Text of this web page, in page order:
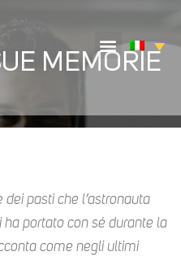
MEMORIE
dei pasti che l’astronauta
portato con sé durante la
come negli ultimi